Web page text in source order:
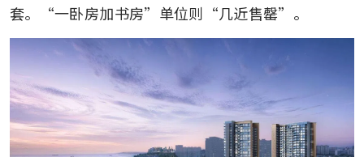
套。“一卧房加书房”单位则“几近售罄”。